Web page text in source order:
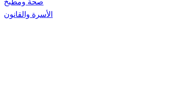
صحة ومطبخ
الأسرة والقانون